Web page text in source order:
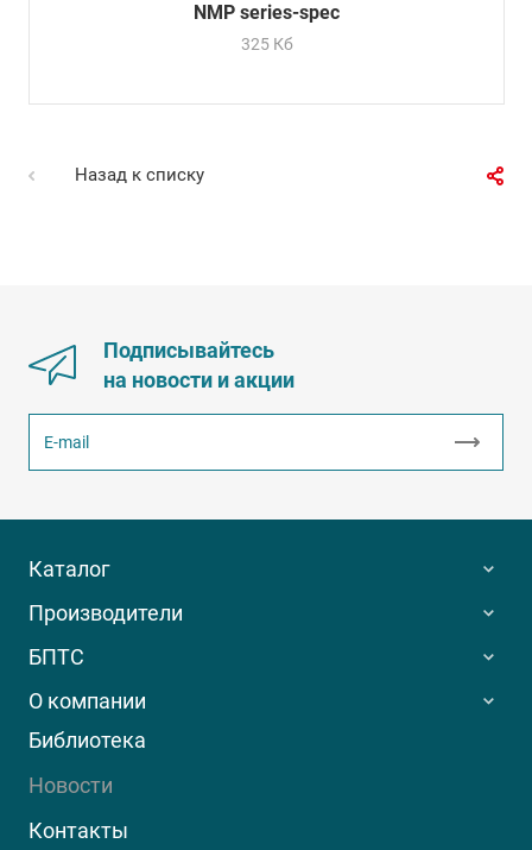
NMP series-spec
325 Кб
Назад к списку
Подписывайтесь
на новости и акции
Каталог
Производители
БПТС
О компании
Библиотека
Новости
Контакты